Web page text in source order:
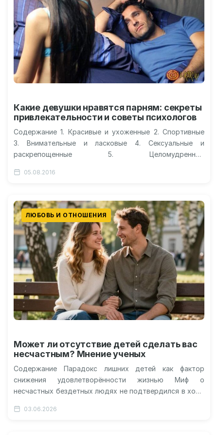
Какие девушки нравятся парням: секреты
привлекательности и советы психологов
Содержание 1. Красивые и ухоженные 2. Спортивные
3. Внимательные и ласковые 4. Сексуальные и
раскрепощенные 5. Целомудренные
8. Активные и смелые 9. Скромные, воспитанные
12.Ненавязчивые 13.Преданные…
05.08.2016
ЛЮБОВЬ И ОТНОШЕНИЯ
Может ли отсутствие детей сделать вас
несчастным? Мнение ученых
Содержание Парадокс лишних детей как фактор
снижения удовлетворённости жизнью Миф о
несчастных бездетных людях не подтвердился в ходе
изменение репродуктивных…
03.06.2026